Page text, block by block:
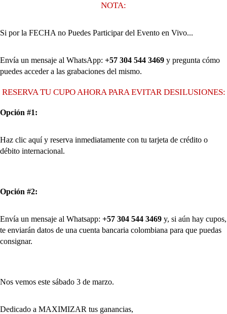
NOTA:
Si por la FECHA no Puedes Participar del Evento en Vivo...
Envía un mensaje al WhatsApp: +57 304 544 3469 y pregunta cómo
puedes acceder a las grabaciones del mismo.
RESERVA TU CUPO AHORA PARA EVITAR DESILUSIONES:
Opción #1:
Haz clic aquí y reserva inmediatamente con tu tarjeta de crédito o
débito internacional.
Opción #2:
Envía un mensaje al Whatsapp: +57 304 544 3469 y, si aún hay cupos,
te enviarán datos de una cuenta bancaria colombiana para que puedas
consignar.
Nos vemos este sábado 3 de marzo.
Dedicado a MAXIMIZAR tus ganancias,